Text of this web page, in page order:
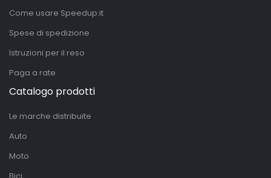
Come usare Speedup.it
Spese di spedizione
Istruzioni per il reso
Paga a rate
Catalogo prodotti
Le marche distribuite
Auto
Moto